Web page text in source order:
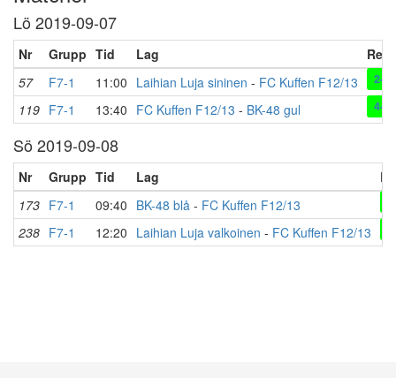
Lö 2019-09-07
Nr Grupp Tid Lag
57
F7-1 11:00 Laihian Luja sininen - FC Kuffen F12/13 2-3
119 F7-1 13:40 FC Kuffen F12/13 - BK-48 gul 4-1
Sö 2019-09-08
Nr Grupp Tid Lag
173 F7-1 09:40 BK-48 blå - FC Kuffen F12/13
238 F7-1 12:20 Laihian Luja valkoinen - FC Kuffen F12/13